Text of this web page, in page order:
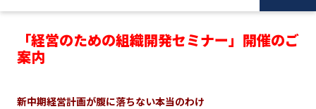
「経営のための組織開発セミナー」
開催のご
案内
新中期経営計画が腹に落ちない本当のわけ